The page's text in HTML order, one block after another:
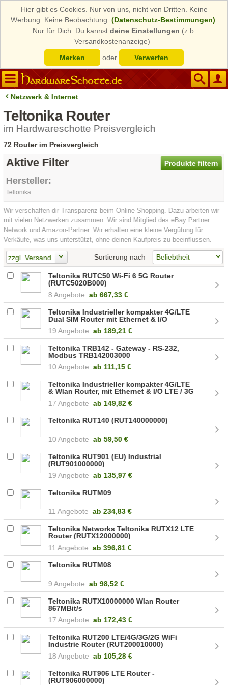
Hier gibt es Cookies. Nur von uns, nicht von Dritten. Keine
Werbung. Keine Beobachtung. (Datenschutz-Bestimmungen)
Nur für Dich. Du kannst deine Einstellungen (z.b.
Versandkostenanzeige)
Merken
oder Verwerfen
Netzwerk & Internet
Teltonika Router
im Hardwareschotte Preisvergleich
72 Router im Preisvergleich
Produkte filtern
Aktive Filter
Hersteller:
Teltonika
Wir verschaffen dir Transparenz beim Online-Shopping. Dazu arbeiten wir
mit vielen Netzwerken zusammen. Wir sind Mitglied des eBay Partner
Network und Amazon-Partner. Wir erhalten eine kleine Vergütung für
Verkäufe, was uns unterstützt, ohne deinen Kaufpreis zu beeinflussen.
zzgl. Versand Sortierung nach
Teltonika RUTC50 Wi-Fi 6 5G Router
(RUTC5020B000)
8 Angebote ab 667,33 €
Teltonika Industrieller kompakter 4G/LTE
Dual SIM Router mit Ethernet & I/O
19 Angebote ab 189,21 €
Teltonika TRB142 - Gateway - RS-232,
Modbus TRB142003000
10 Angebote ab 111,15 €
Teltonika Industrieller kompakter 4G/LTE
& Wlan Router, mit Ethernet & I/O LTE / 3G
17 Angebote ab 149,82 €
Teltonika RUT140 (RUT140000000)
10 Angebote ab 59,50 €
Teltonika RUT901 (EU) Industrial
(RUT901000000)
19 Angebote ab 135,97 €
Teltonika RUTM09
11 Angebote ab 234,83 €
Teltonika Networks Teltonika RUTX12 LTE
Router (RUTX12000000)
11 Angebote ab 396,81 €
Teltonika RUTM08
9 Angebote ab 98,52 €
Teltonika RUTX10000000 Wlan Router
867MBit/s
17 Angebote ab 172,43 €
Teltonika RUT200 LTE/4G/3G/2G WiFi
Industrie Router (RUT200010000)
18 Angebote ab 105,28 €
Teltonika RUT906 LTE Router -
(RUT906000000)